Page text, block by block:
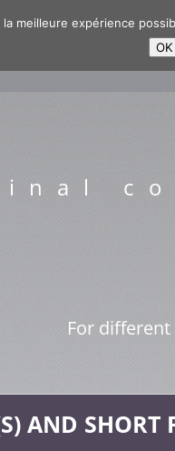
For
AND SHORT
meilleure expérience
OK